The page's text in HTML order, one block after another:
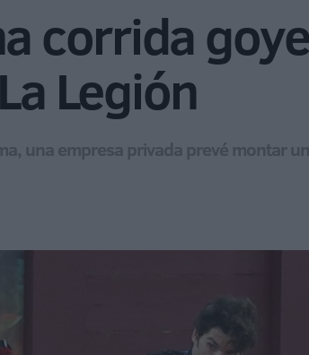
corrida
Legión
una empresa privada prevé montar